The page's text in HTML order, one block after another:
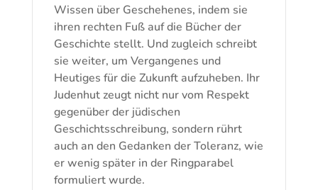
Wissen über Geschehenes, indem sie
ihren rechten Fuß auf die Bücher der
Geschichte stellt. Und zugleich schreibt
sie weiter, um Vergangenes und
Heutiges für die Zukunft aufzuheben. Ihr
Judenhut zeugt nicht nur vom Respekt
gegenüber der jüdischen
Geschichtsschreibung, sondern rührt
auch an den Gedanken der Toleranz, wie
er wenig später in der Ringparabel
formuliert wurde.